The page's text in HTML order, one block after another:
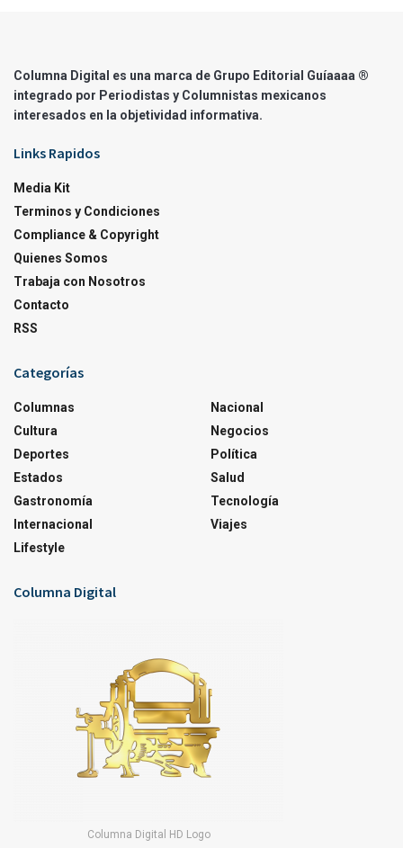
Columna Digital es una marca de Grupo Editorial Guíaaaa ®
integrado por Periodistas y Columnistas mexicanos
interesados en la objetividad informativa.
Links Rapidos
Media Kit
Terminos y Condiciones
Compliance & Copyright
Quienes Somos
Trabaja con Nosotros
Contacto
RSS
Categorías
Columnas
Cultura
Deportes
Estados
Gastronomía
Internacional
Lifestyle
Nacional
Negocios
Política
Salud
Tecnología
Viajes
Columna Digital
Columna Digital HD Logo